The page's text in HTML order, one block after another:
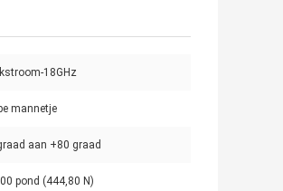
18GHz
mannetje
aan +80 graad
pond (444,80 N)